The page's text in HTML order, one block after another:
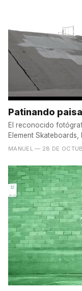
Patinando
El reconocido
Element
(la...
MANUEL — 28 DE